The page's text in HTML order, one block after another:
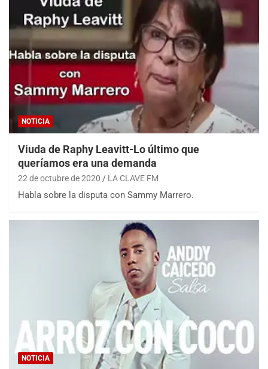
NOTICIA
Viuda de Raphy Leavitt-Lo último que
queríamos era una demanda
22 de octubre de 2020 LA CLAVE FM
Habla sobre la disputa con Sammy Marrero.
NOTICIA